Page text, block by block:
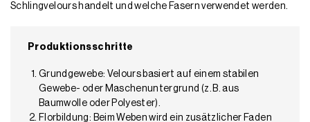
Schlingvelours handelt und welche Fasern verwendet werden.
Produktionsschritte
Grundgewebe: Velours basiert auf einem stabilen
Gewebe- oder Maschenuntergrund (z. B. aus
Baumwolle oder Polyester).
Florbildung: Beim Weben wird ein zusätzlicher Faden